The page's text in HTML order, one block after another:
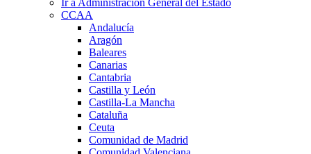
CCAA
Andalucía
Aragón
Baleares
Canarias
Cantabria
Castilla y León
Castilla-La Mancha
Cataluña
Ceuta
Comunidad de Madrid